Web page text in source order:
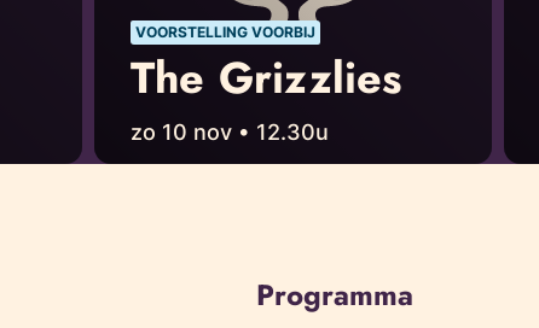
VOORSTELLING VOORBIJ
The Grizzlies
zo 10 nov • 12.30u
Programma